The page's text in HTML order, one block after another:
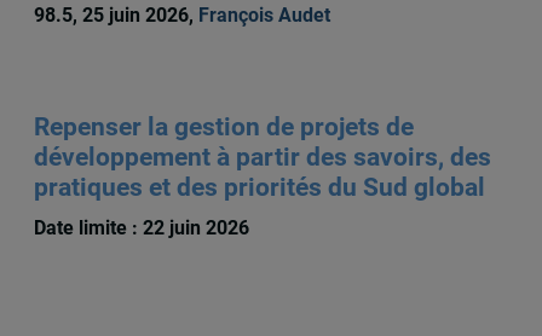
98.5, 25 juin 2026, François Audet
Repenser la gestion de projets de
développement à partir des savoirs, des
pratiques et des priorités du Sud global
Date limite : 22 juin 2026